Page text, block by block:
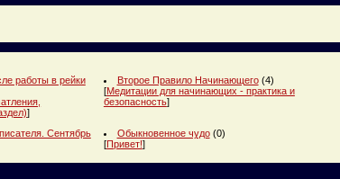
работы в рейки
]
Второе Правило Начинающего (4)
[Медитации для начинающих - практика и
безопасность]
Сентябрь
Обыкновенное чудо (0)
[Привет!]